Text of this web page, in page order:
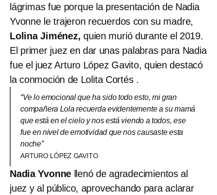
lágrimas fue porque la presentación de Nadia
Yvonne le trajeron recuerdos con su madre,
Lolina Jiménez, quien murió durante el 2019.
El primer juez en dar unas palabras para Nadia
fue el juez Arturo López Gavito, quien destacó
la conmoción de Lolita Cortés .
“Ve lo emocional que ha sido todo esto, mi gran
compañera Lola recuerda evidentemente a su mamá
que está en el cielo y nos está viendo a todos, ese
fue en nivel de emotividad que nos causaste esta
noche”
ARTURO LÓPEZ GAVITO
Nadia Yvonne llenó de agradecimientos al
juez y al público, aprovechando para aclarar